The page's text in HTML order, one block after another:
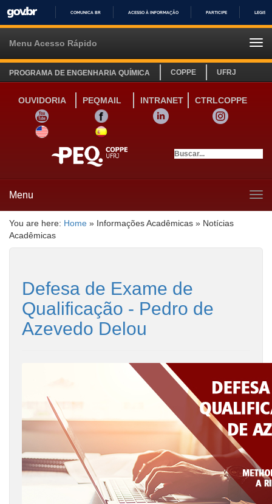
IR
COMUNICA BR ACESSO À INFORMAÇÃO PARTICIPE
Menu Acesso Rápido
PROGRAMA DE ENGENHARIA QUÍMICA COPPE UFRJ
OUVIDORIA PEQMAIL INTRANET
CTRLCOPPE
YOUTUBE
FACEBOOK LINKEDIN
INSTAGRAM
SITE INGLÊS
LINK SITE ESPANHOL
Menu
You are here: Home » Informações Acadêmicas » Notícias
Acadêmicas
Defesa de Exame de
Qualificação - Pedro de
Azevedo Delou